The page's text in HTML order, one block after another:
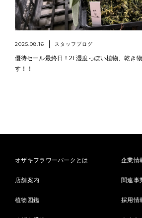
2025.08.16 スタッフブログ
優待セール最終日！2F湿度っぽい植物、乾き
す！！
オザキフラワーパークとは
店舗案内
植物図鑑
企業情
関連事
採用情